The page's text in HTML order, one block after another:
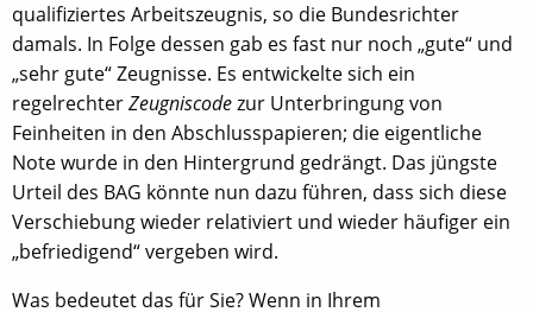
qualifiziertes Arbeitszeugnis, so die Bundesrichter
damals. In Folge dessen gab es fast nur noch „gute“ und
„sehr gute“ Zeugnisse. Es entwickelte sich ein
regelrechterZeugniscodezur Unterbringung von
Feinheiten in den Abschlusspapieren; die eigentliche
Note wurde in den Hintergrund gedrängt. Das jüngste
Urteil des BAG könnte nun dazu führen, dass sich diese
Verschiebung wieder relativiert und wieder häufiger ein
„befriedigend“ vergeben wird.
Was bedeutet das für Sie? Wenn in Ihrem